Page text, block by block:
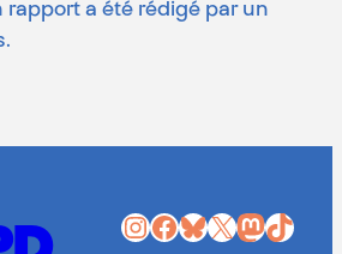
rapport a été rédigé par un
InstagramFacebook Bluesky X Mastodon TikTok